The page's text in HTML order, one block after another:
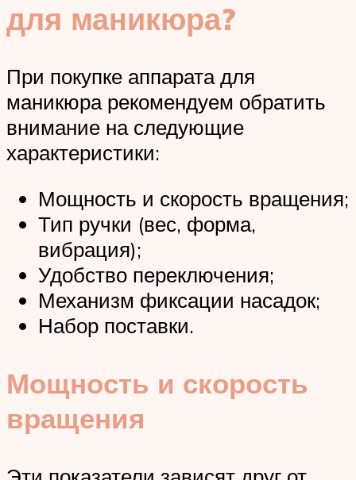
для маникюра?
При покупке аппарата для
маникюра рекомендуем обратить
внимание на следующие
характеристики:
Мощность и скорость вращения;
Тип ручки (вес, форма,
вибрация);
Удобство переключения;
Механизм фиксации насадок;
Набор поставки.
Мощность и скорость
вращения